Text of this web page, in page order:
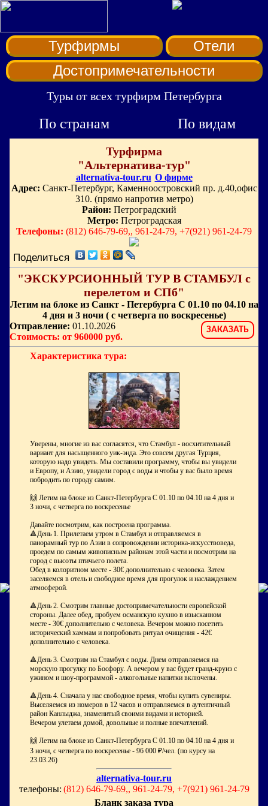
Турфирмы
Отели
Достопримечательности
Туры от всех турфирм Петербурга
По странам По видам
Турфирма
"Альтернатива-тур"
alternativa-tour.ru О фирме
Адрес: Санкт-Петербург, Каменноостровский пр. д.40,офис
310. (прямо напротив метро)
Район: Петроградский
Метро: Петроградская
Телефоны: (812) 646-79-69,, 961-24-79, +7(921) 961-24-79
Поделиться
"ЭКСКУРСИОННЫЙ ТУР В СТАМБУЛ с
перелетом и СПб"
Летим на блоке из Санкт - Петербурга С 01.10 по 04.10 на
4 дня и 3 ночи ( с четверга по воскресенье)
ЗАКАЗАТЬ
Отправление: 01.10.2026
Стоимость: от 960000 руб.
Характеристика тура:
Уверены, многие из вас согласятся, что Стамбул - восхитительный
вариант для насыщенного уик-энда. Это совсем другая Турция,
которую надо увидеть. Мы составили программу, чтобы вы увидели
и Европу, и Азию, увидели город с воды и чтобы у вас было время
побродить по городу самим.
🙌 Летим на блоке из Санкт-Петербурга С 01.10 по 04.10 на 4 дня и
3 ночи, с четверга по воскресенье
Давайте посмотрим, как построена программа.
🔺День 1. Прилетаем утром в Стамбул и отправляемся в
панорамный тур по Азии в сопровождении историка-искусствоведа,
проедем по самым живописным районам этой части и посмотрим на
город с высоты птичьего полета.
Обед в колоритном месте - 30€ дополнительно с человека. Затем
заселяемся в отель и свободное время для прогулок и наслаждением
атмосферой.
🔺День 2. Смотрим главные достопримечательности европейской
стороны. Далее обед, пробуем османскую кухню в изысканном
месте - 30€ дополнительно с человека. Вечером можно посетить
исторический хаммам и попробовать ритуал очищения - 42€
дополнительно с человека.
🔺День 3. Смотрим на Стамбул с воды. Днем отправляемся на
морскую прогулку по Босфору. А вечером у вас будет гранд-круиз с
ужином и шоу-программой - алкогольные напитки включены.
🔺День 4. Сначала у нас свободное время, чтобы купить сувениры.
Выселяемся из номеров в 12 часов и отправляемся в аутентичный
район Канлыджа, знаменитый своими видами и историей.
Вечером улетаем домой, довольные и полные впечатлений.
🙌 Летим на блоке из Санкт-Петербурга С 01.10 по 04.10 на 4 дня и
3 ночи, с четверга по воскресенье - 96 000 ₽/чел. (по курсу на
23.03.26)
alternativa-tour.ru
телефоны: (812) 646-79-69,, 961-24-79, +7(921) 961-24-79
Бланк заказа тура